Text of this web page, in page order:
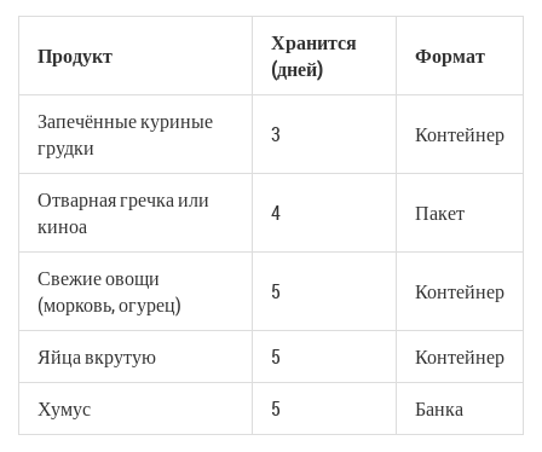
Продукт
Хранится
(дней)
Формат
Запечённые куриные
грудки
3 Контейнер
Отварная гречка или
киноа
4 Пакет
Свежие овощи
(морковь, огурец)
5 Контейнер
Яйца вкрутую 5
Контейнер
Хумус
5 Банка